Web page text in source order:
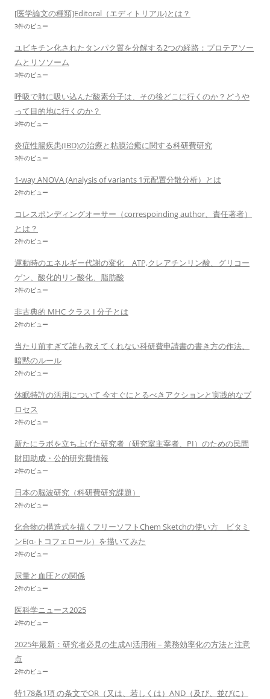
[医学論文の種類]Editoral（エディトリアル)とは？
3件のビュー
ユビキチン化されたタンパク質を分解する2つの経路：プロテアソー
ムとリソソーム
3件のビュー
呼吸で肺に吸い込んだ酸素分子は、その後どこに行くのか？どうや
って目的地に行くのか？
3件のビュー
炎症性腸疾患(IBD)の治療と粘膜治癒に関する科研費研究
3件のビュー
1-way ANOVA (Analysis of variants 1元配置分散分析）とは
2件のビュー
コレスポンディングオーサー（correspoinding author、責任著者）
とは？
2件のビュー
運動時のエネルギー代謝の変化 ATP,クレアチンリン酸、グリコー
ゲン、酸化的リン酸化、脂肪酸
2件のビュー
非古典的 MHC クラス I 分子とは
2件のビュー
当たり前すぎて誰も教えてくれない科研費申請書の書き方の作法、
暗黙のルール
2件のビュー
休眠特許の活用について 今すぐにとるべきアクションと実践的なプ
ロセス
2件のビュー
新たにラボを立ち上げた研究者（研究室主宰者、PI）のための民間
財団助成・公的研究費情報
2件のビュー
日本の脳波研究（科研費研究課題）
2件のビュー
化合物の構造式を描くフリーソフトChem Sketchの使い方 ビタミ
ンE(α-トコフェロール）を描いてみた
2件のビュー
尿量と血圧との関係
2件のビュー
医科学ニュース2025
2件のビュー
2025年最新：研究者必見の生成AI活用術 – 業務効率化の方法と注意
点
2件のビュー
特178条1項 の条文でOR（又は、若しくは）AND（及び、並びに）